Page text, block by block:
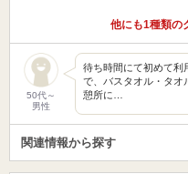
他にも1種類の
50代～
男性
待ち時間にて初めて利
で、バスタオル・タオ
憩所に…
関連情報から探す